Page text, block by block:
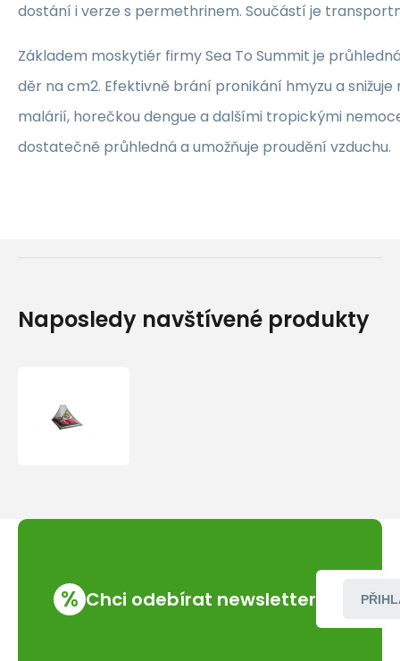
dostání i verze s permethrinem. Součástí je
Základem moskytiér firmy Sea To Summit je
děr na cm2. Efektivně brání pronikání hmyzu a snižuje
malárií, horečkou dengue a dalšími tropickými
dostatečně průhledná a umožňuje proudění vzduchu.
Naposledy navštívené produkty
% Chci odebírat newsletter